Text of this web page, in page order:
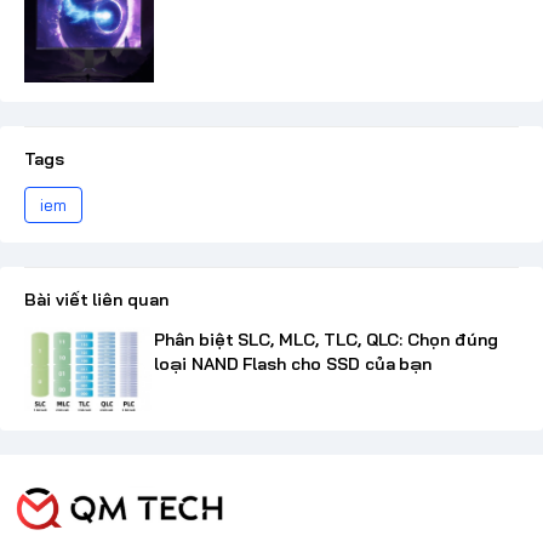
Tags
iem
Bài viết liên quan
Phân biệt SLC, MLC, TLC, QLC: Chọn đúng
loại NAND Flash cho SSD của bạn